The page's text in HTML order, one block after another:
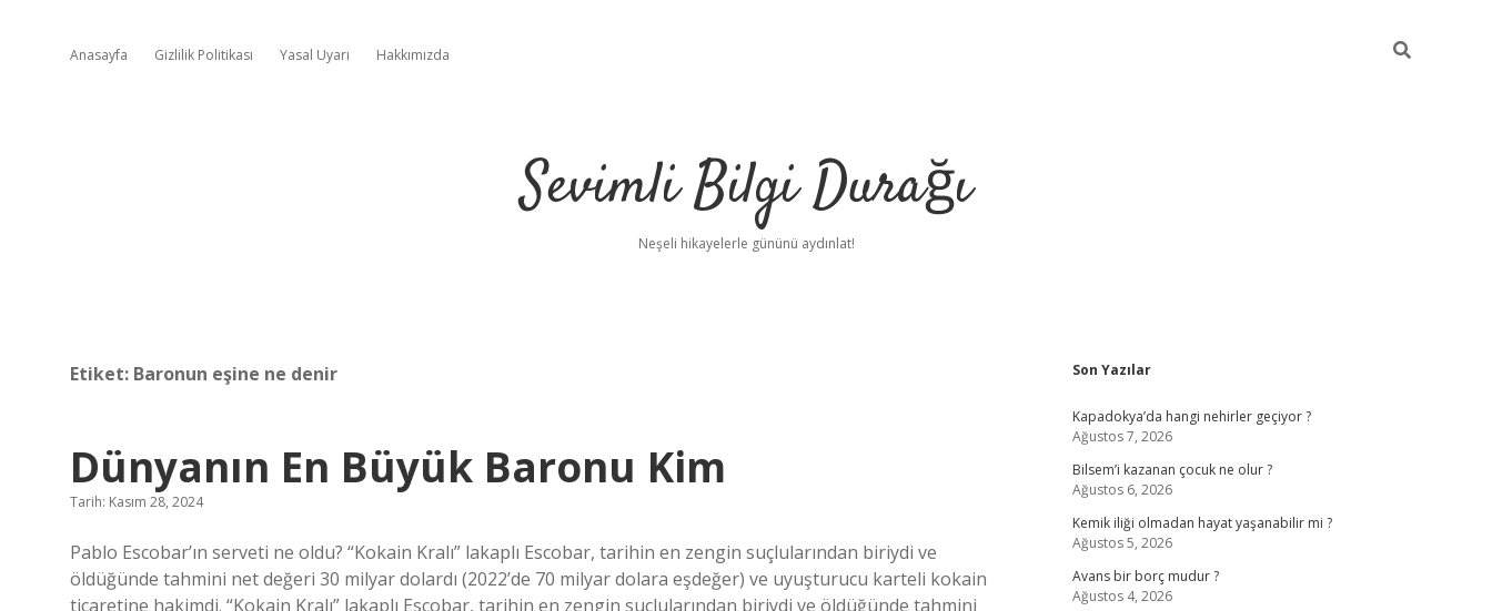
Anasayfa Gizlilik Politikası Yasal Uyarı Hakkımızda
Sevimli Bilgi Durağı
Neşeli hikayelerle gününü aydınlat!
Etiket: Baronun eşine ne denir
Dünyanın En Büyük Baronu Kim
Tarih: Kasım 28, 2024
Pablo Escobar’ın serveti ne oldu? “Kokain Kralı” lakaplı Escobar, tarihin en zengin suçlularından biriydi ve
öldüğünde tahmini net değeri 30 milyar dolardı (2022’de 70 milyar dolara eşdeğer) ve uyuşturucu karteli kokain
ticaretine hakimdi. “Kokain Kralı” lakaplı Escobar, tarihin en zengin suçlularından biriydi ve öldüğünde tahmini
Sidebar
Son Yazılar
Kapadokya’da hangi nehirler geçiyor ?
Ağustos 7, 2026
Bilsem’i kazanan çocuk ne olur ?
Ağustos 6, 2026
Kemik iliği olmadan hayat yaşanabilir mi ?
Ağustos 5, 2026
Avans bir borç mudur ?
Ağustos 4, 2026